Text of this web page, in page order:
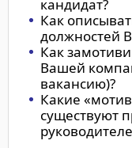
кандидат?
Как
должностей
Как
Вашей
вакансию)?
Какие
существуют